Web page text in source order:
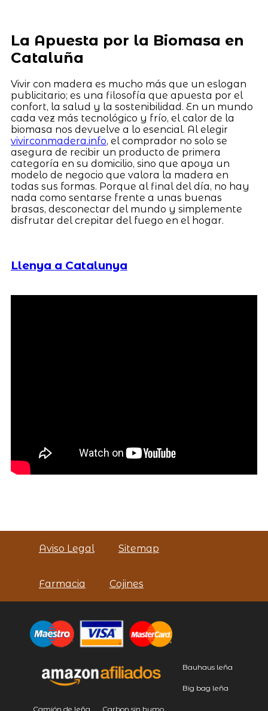
La Apuesta por la Biomasa en
Cataluña
Vivir con madera es mucho más que un eslogan
publicitario; es una filosofía que apuesta por el
confort, la salud y la sostenibilidad. En un mundo
cada vez más tecnológico y frío, el calor de la
biomasa nos devuelve a lo esencial. Al elegir
vivirconmadera.info, el comprador no solo se
asegura de recibir un producto de primera
categoría en su domicilio, sino que apoya un
modelo de negocio que valora la madera en
todas sus formas. Porque al final del día, no hay
nada como sentarse frente a unas buenas
brasas, desconectar del mundo y simplemente
disfrutar del crepitar del fuego en el hogar.
Llenya a Catalunya
Aviso Legal Sitemap
Farmacia Cojines
Bauhaus leña
Big bag leña
Camión de leña Carbon sin humo